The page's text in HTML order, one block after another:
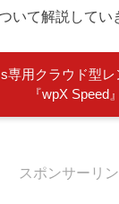
いて解説してい
専用クラウド型
『wpX Speed』
スポンサーリ